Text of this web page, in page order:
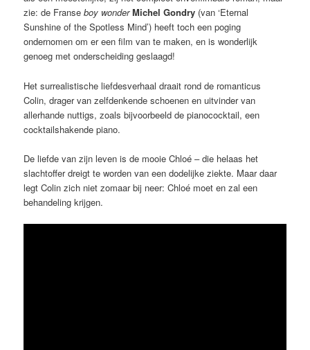
zie: de Franseboy wonderMichel Gondry (van ‘Eternal
Sunshine of the Spotless Mind’) heeft toch een poging
ondernomen om er een film van te maken, en is wonderlijk
genoeg met onderscheiding geslaagd!
Het surrealistische liefdesverhaal draait rond de romanticus
Colin, drager van zelfdenkende schoenen en uitvinder van
allerhande nuttigs, zoals bijvoorbeeld de pianococktail, een
cocktailshakende piano.
De liefde van zijn leven is de mooie Chloé – die helaas het
slachtoffer dreigt te worden van een dodelijke ziekte. Maar daar
legt Colin zich niet zomaar bij neer: Chloé moet en zal een
behandeling krijgen.